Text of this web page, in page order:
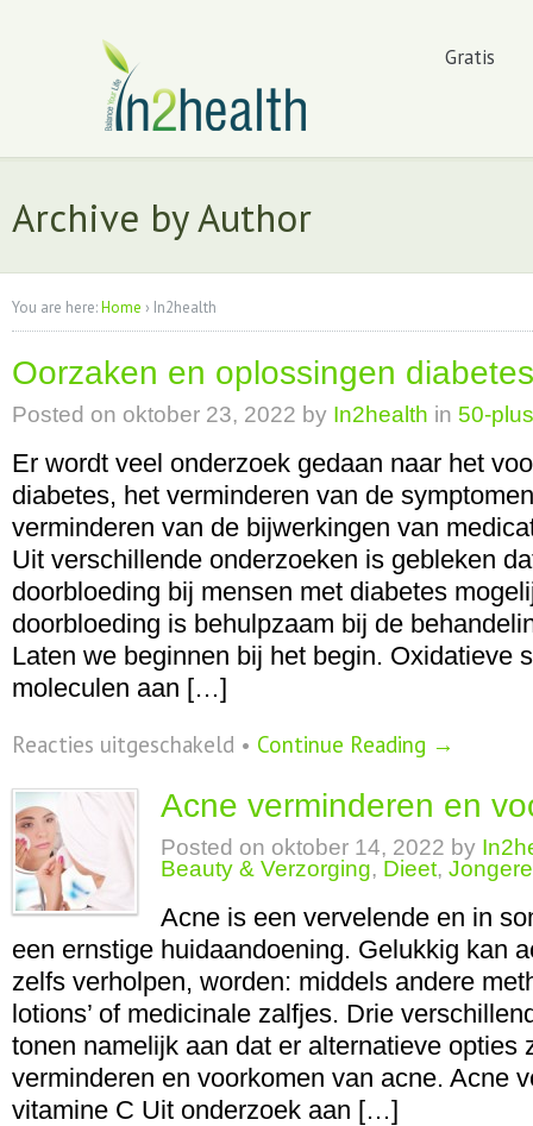
Gratis
Archive by Author
You are here:Home › In2health
Oorzaken en oplossingen diabetes
Posted on oktober 23, 2022 by In2health in 50-
Er wordt veel onderzoek gedaan naar het
diabetes, het verminderen van de
verminderen van de bijwerkingen van
Uit verschillende onderzoeken is gebleken
doorbloeding bij mensen met diabetes
doorbloeding is behulpzaam bij de
Laten we beginnen bij het begin. Oxidatieve
moleculen aan […]
Reacties uitgeschakeld voor
Oorzaken
oplossingen
diabetes
• Continue Reading →
Acne verminderen en
Posted on oktober 14, 2022 by
Beauty & Verzorging, Dieet,
Acne is een vervelende en in
een ernstige huidaandoening. Gelukkig kan
zelfs verholpen, worden: middels andere
lotions’ of medicinale zalfjes. Drie
tonen namelijk aan dat er alternatieve opties
verminderen en voorkomen van acne. Acne
vitamine C Uit onderzoek aan […]